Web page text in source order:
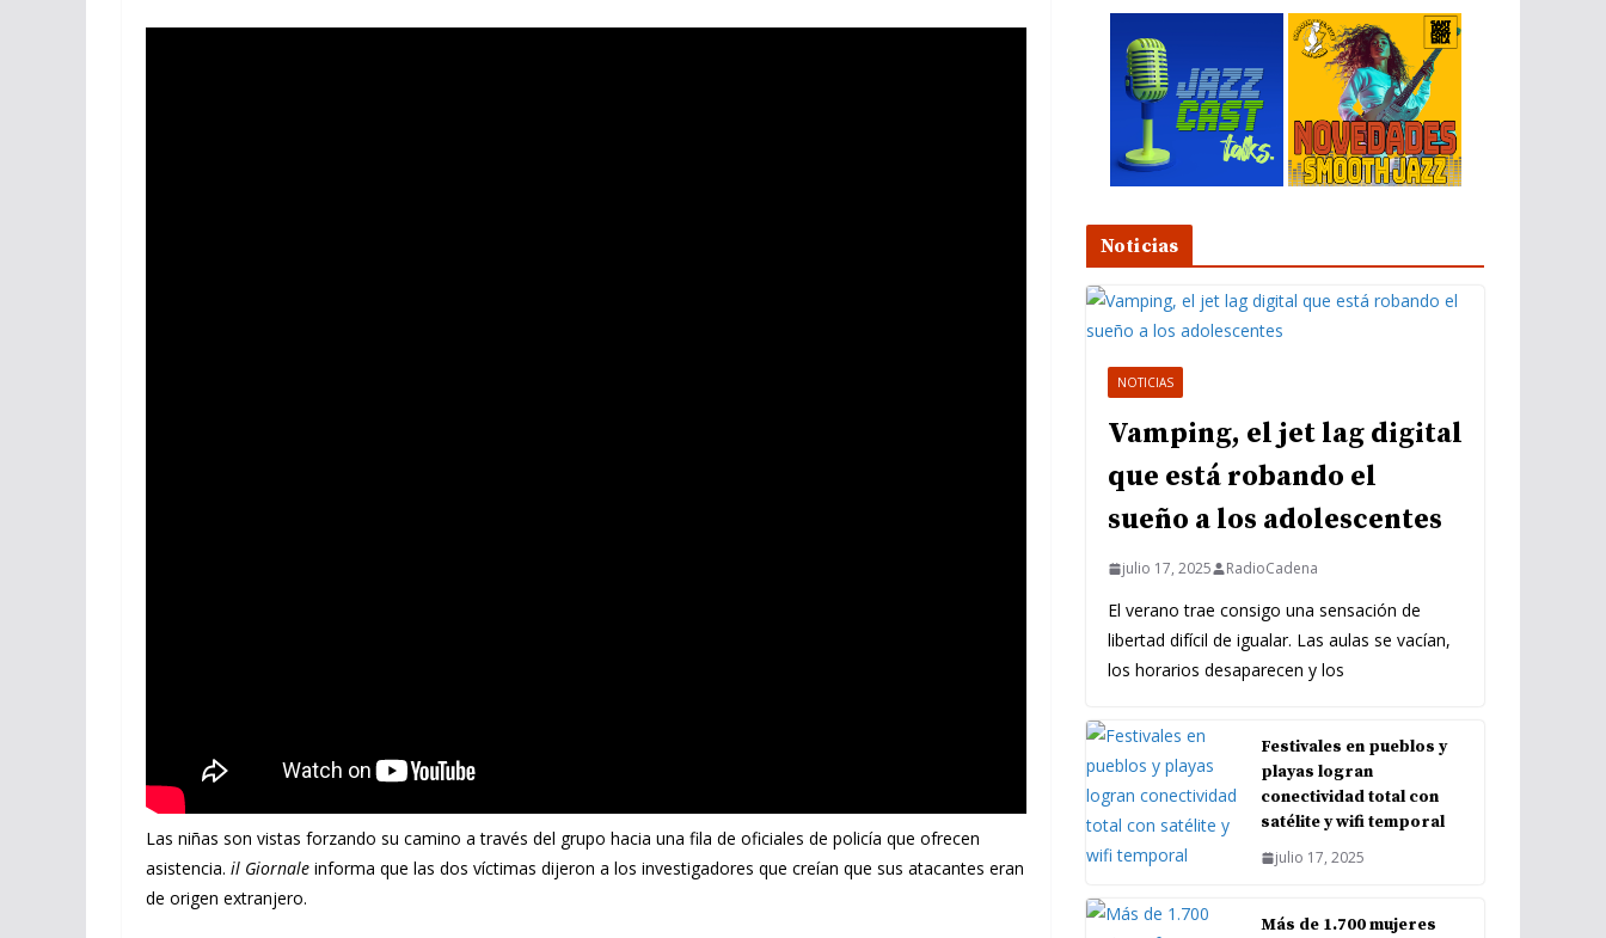
Las niñas son vistas forzando su camino a través del grupo hacia una fila de oficiales de policía que ofrecen
asistencia. il Giornale informa que las dos víctimas dijeron a los investigadores que creían que sus atacantes eran
de origen extranjero.
Noticias
NOTICIAS
Vamping, el jet lag digital
que está robando el
sueño a los adolescentes
julio 17, 2025 RadioCadena
El verano trae consigo una sensación de
libertad difícil de igualar. Las aulas se vacían,
los horarios desaparecen y los
Festivales en pueblos y
playas logran
conectividad total con
satélite y wifi temporal
julio 17, 2025
Más de 1.700 mujeres